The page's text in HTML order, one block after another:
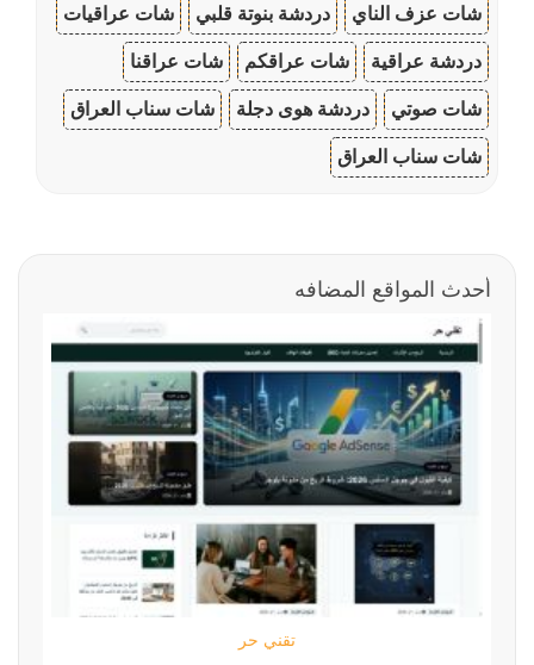
شات عزف الناي دردشة بنوتة قلبي شات عراقيات
دردشة عراقية شات عراقكم شات عراقنا
شات صوتي دردشة هوى دجلة شات سناب العراق
شات سناب العراق
أحدث المواقع المضافه
تقني حر